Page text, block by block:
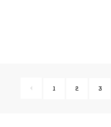
1 2 3